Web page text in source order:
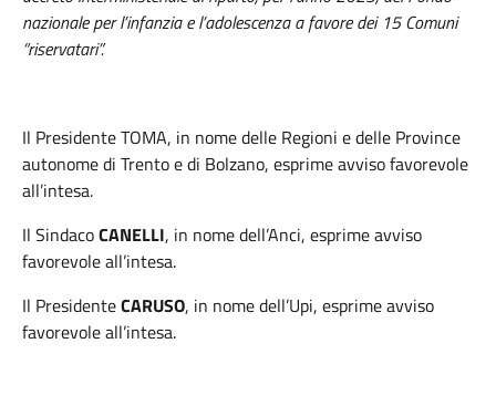
nazionale per l’infanzia e l’adolescenza a favore dei 15 Comuni
“riservatari”.
Il PresidenteTOMA, in nome delle Regioni e delle Province
autonome di Trento e di Bolzano, esprime avviso favorevole
all’intesa.
Il SindacoCANELLI, in nome dell’Anci, esprime avviso
favorevole all’intesa.
Il PresidenteCARUSO, in nome dell’Upi, esprime avviso
favorevole all’intesa.